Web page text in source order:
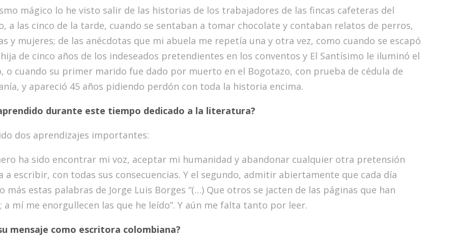
mágico lo he visto salir de las historias de los trabajadores de las fincas cafeteras del
a las cinco de la tarde, cuando se sentaban a tomar chocolate y contaban relatos de perros,
y mujeres; de las anécdotas que mi abuela me repetía una y otra vez, como cuando se escapó
de cinco años de los indeseados pretendientes en los conventos y El Santísimo le iluminó el
o cuando su primer marido fue dado por muerto en el Bogotazo, con prueba de cédula de
y apareció 45 años pidiendo perdón con toda la historia encima.
durante este tiempo dedicado a la literatura?
dos aprendizajes importantes:
ha sido encontrar mi voz, aceptar mi humanidad y abandonar cualquier otra pretensión
a escribir, con todas sus consecuencias. Y el segundo, admitir abiertamente que cada día
más estas palabras de Jorge Luis Borges “(…) Que otros se jacten de las páginas que han
a mí me enorgullecen las que he leído”. Y aún me falta tanto por leer.
mensaje como escritora colombiana?